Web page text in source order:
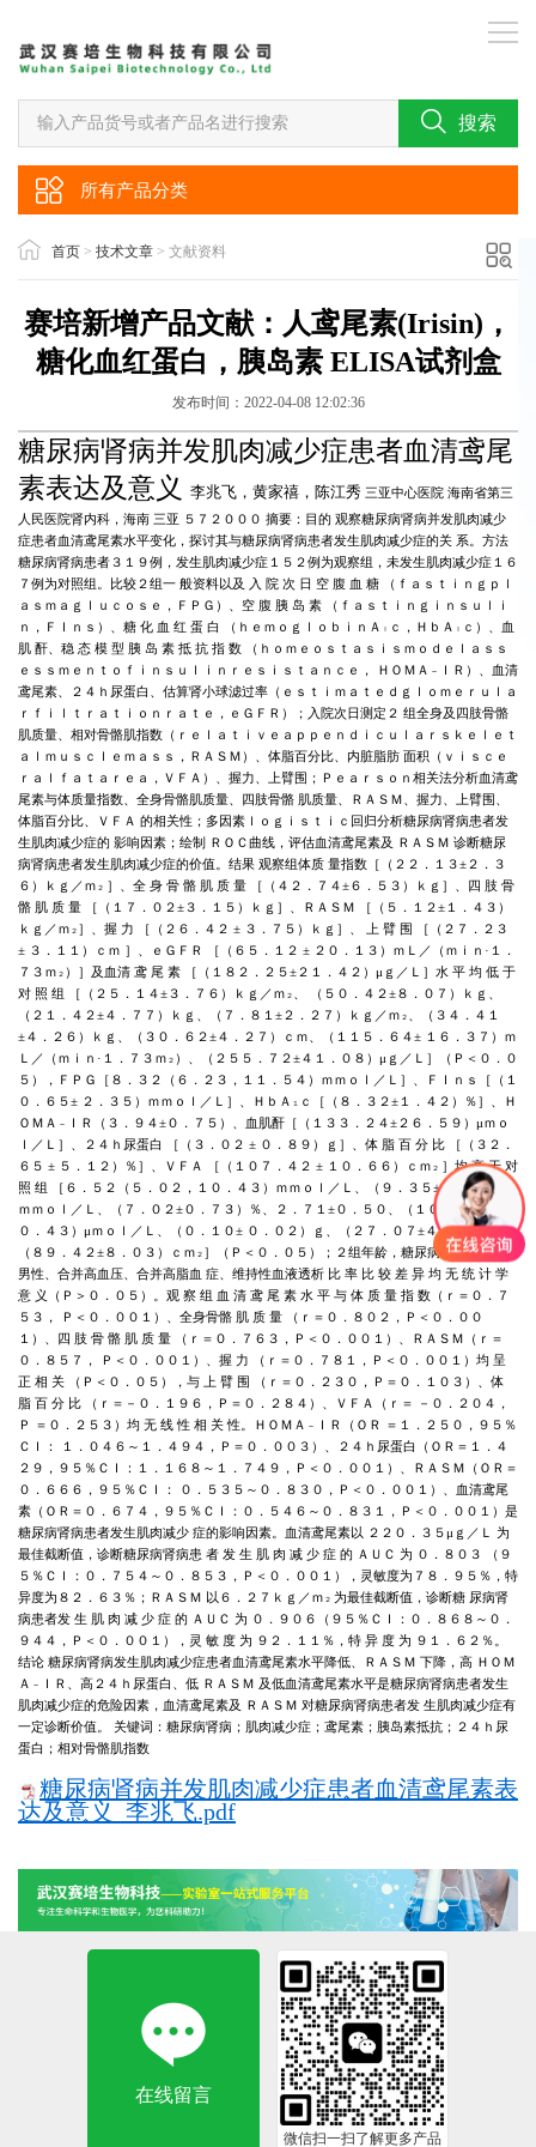
搜索
所有产品分类
首页 > 技术文章 > 文献资料
赛培新增产品文献：人鸢尾素(Irisin)，
糖化血红蛋白，胰岛素 ELISA试剂盒
发布时间： 2022-04-08 12:02:36
糖尿病肾病并发肌肉减少症患者血清鸢尾
素表达及意义
李兆飞 ， 黄家禧 ， 陈江秀 三亚中心医院 海南省第三
人民医院肾内科 ， 海南 三亚 ５７２０００ 摘要 ： 目的 观察糖尿病肾病并发肌肉减少
症患者血清鸢尾素水平变化 ， 探讨其与糖尿病肾病患者发生肌肉减少症的关 系 。 方法
糖尿病肾病患者３１９例 ， 发生肌肉减少症 １５２例为观察组 ， 未发生肌肉减少症 １６
７ 例为对照组 。 比较 ２组一 般资料以及 入 院 次 日 空 腹 血 糖 （ ｆａｓｔｉｎｇｐｌ
ａｓｍａｇｌｕｃｏｓｅ
， ＦＰＧ ）、 空 腹 胰 岛 素 （ ｆａｓｔｉｎｇｉｎｓｕｌｉ
ｎ
， ＦＩｎｓ ）、 糖 化 血 红 蛋 白 （ ｈｅｍｏｇｌｏｂｉｎＡ ｌ ｃ ， ＨｂＡ ｌ ｃ ）、 血
肌 酐
稳 态 模 型 胰 岛 素 抵 抗 指 数 （ ｈｏｍｅｏｓｔａｓｉｓｍｏｄｅｌ
ａｓｓ
ｅｓｓｍｅｎｔｏｆ
ｉｎｓｕｌｉｎｒｅｓｉｓｔａｎｃｅ ， ＨＯＭＡ － ＩＲ ）、 血清
鸢尾素
２４ｈ 尿蛋白 估算肾小球滤过率 （ ｅｓｔｉｍａｔｅｄｇｌｏｍｅｒｕｌａ
ｒ ｆｉｌｔｒａｔｉｏｎｒａｔｅ ， ｅＧＦＲ ）； 入院次日测定 ２ 组全身及四肢骨骼
肌质量
相对骨骼肌指数 （ ｒｅｌａｔｉｖｅａｐｐｅｎｄｉｃｕｌａｒｓｋｅｌｅｔ
ａｌｍｕｓｃｌｅｍａｓｓ
， ＲＡＳＭ）、 体脂百分比 内脏脂肪 面积 （ ｖｉｓｃｅ
ｒａｌ
ｆａｔ ａｒｅａ ， ＶＦＡ ）、 握力 上臂围 ； Ｐｅａｒｓｏｎ 相关法分析血清鸢
尾素与体质量指数
全身骨骼肌质量 四肢骨骼 肌质量 ＲＡＳＭ 握力 上臂围
体脂百分比
ＶＦＡ 的相关性 ； 多因素 ｌｏｇｉｓｔｉｃ 回归分析糖尿病肾病患者发
生肌肉减少症的 影响因素 ； 绘制 ＲＯＣ曲线 ， 评估血清鸢尾素及 ＲＡＳＭ 诊断糖尿
病肾病患者发生肌肉减少症的价值。 结果 观察组体质 量指数 ［（ ２２．１３±２．３
６ ） ｋｇ ／ｍ ２ ］、 全 身 骨 骼 肌 质 量 ［（ ４２．７４±６．５３ ） ｋｇ ］、 四 肢 骨
骼 肌 质 量
［（ １７．０２±３．１５ ） ｋｇ ］、 ＲＡＳＭ ［（ ５．１２±１．４３ ）
ｋｇ ／ｍ ２ ］、 握 力 ［（ ２６．４２ ± ３．７５ ） ｋｇ ］、 上 臂 围 ［（ ２７．２３
± ３．１１ ） ｃｍ ］、 ｅＧＦＲ ［（ ６５．１２ ± ２０．１３ ） ｍＬ ／（ｍｉｎ · １．
７３ｍ ２ ）］ 及血清 鸢 尾 素 ［（ １８２．２５±２１．４２ ） μ ｇ ／ Ｌ ］ 水 平 均 低 于
对 照 组
［（ ２５．１４±３．７６ ） ｋｇ ／ｍ ２ （ ５０．４２±８．０７ ） ｋｇ
（ ２１．４２±４．７７ ） ｋｇ 、（ ７．８１±２．２７ ） ｋｇ ／ｍ ２ 、（ ３４．４１
±４．２６ ） ｋｇ 、（ ３０．６２±４．２７ ） ｃｍ 、（ １１５．６４± １６．３７ ） ｍ
Ｌ
／（ｍｉｎ · １．７３ｍ ２ ）、（ ２５５．７２±４１．０８ ） μ ｇ ／ Ｌ ］（ Ｐ ＜ ０．０
５ ）， ＦＰＧ ［ ８．３２ （ ６．２３ ， １１．５４ ） ｍｍｏｌ ／ Ｌ ］、 ＦＩｎｓ ［（ １
０．６５± ２．３５ ） ｍｍｏｌ ／ Ｌ ］、 ＨｂＡ １ ｃ ［（ ８．３２±１．４２ ） ％］、
Ｈ
ＯＭＡ － ＩＲ （ ３．９４±０．７５ ）、 血肌酐 ［（ １３３．２４±２６．５９ ） μｍｏ
ｌ
／ Ｌ ］、 ２４ｈ 尿蛋白 ［（ ３．０２ ± ０．８９ ） ｇ ］、 体 脂 百 分 比 ［（ ３２．
６５ ± ５．１２ ） ％］、 ＶＦＡ ［（ １０７．４２ ± １０．６６ ） ｃｍ ２ ］ 均 高 于 对
照 组
［ ６．５２ （ ５．０２ ， １０．４３ ） ｍｍｏｌ ／ Ｌ 、（ ９．３５±２．１９）
ｍｍｏｌ
／ Ｌ 、（ ７．０２±０．７３ ） ％ ２．７１±０．５０ 、（ １０９．２６±２
０．４３ ） μｍｏｌ ／ Ｌ 、（ ０．１０± ０．０２ ） ｇ 、（ ２７．０７±４．１２）％、
（ ８９．４２±８．０３ ） ｃｍ ２ ］（ Ｐ ＜ ０．０５ ）； ２组年龄 ， 糖尿病肾病分期，
男性
合并高血压 合并高脂血 症
维持性血液透析 比 率 比 较 差 异 均 无 统 计 学
意 义
（ Ｐ ＞ ０．０５ ）。 观 察 组 血 清 鸢 尾 素 水 平 与 体 质 量 指 数 （ ｒ ＝０．７
５３ ， Ｐ ＜ ０．００１ ）、 全身骨骼 肌 质 量 （ ｒ ＝０．８０２ ， Ｐ ＜ ０．００
１ ）、 四 肢 骨 骼 肌 质 量 （ ｒ ＝０．７６３ ， Ｐ ＜ ０．００１ ）、 ＲＡＳＭ （ ｒ ＝
０．８５７
， Ｐ ＜ ０．００１ ）、 握 力 （ ｒ ＝０．７８１ ， Ｐ ＜ ０．００１ ） 均 呈
正 相 关
（ Ｐ ＜ ０．０５ ）， 与 上 臂 围 （ ｒ ＝０．２３０ ， Ｐ ＝０．１０３ ）、 体
脂 百 分 比
（ ｒ ＝－０．１９６ ， Ｐ ＝０．２８４ ）、 ＶＦＡ （ ｒ ＝ －０．２０４ ，
Ｐ
＝０．２５３ ） 均 无 线 性 相 关 性 。 ＨＯＭＡ － ＩＲ （ ＯＲ ＝１．２５０ ， ９５％
ＣＩ
： １．０４６ ～ １．４９４ ， Ｐ ＝０．００３ ）、 ２４ｈ 尿蛋白 （ ＯＲ ＝１．４
２９ ， ９５％ ＣＩ ： １．１６８ ～ １．７４９ ， Ｐ ＜ ０．００１ ）、 ＲＡＳＭ （ ＯＲ ＝
０．６６６ ， ９５％ ＣＩ ： ０．５３５ ～ ０．８３０ ， Ｐ ＜ ０．００１ ）、 血清鸢尾
素 （ ＯＲ ＝０．６７４ ， ９５％ ＣＩ ： ０．５４６ ～ ０．８３１ ， Ｐ ＜ ０．００１ ） 是
糖尿病肾病患者发生肌肉减少 症的影响因素。 血清鸢尾素以 ２２０．３５μ ｇ ／ Ｌ 为
最佳截断值 ， 诊断糖尿病肾病患 者 发 生 肌 肉 减 少 症 的 ＡＵＣ 为 ０．８０３ （ ９
５％ ＣＩ ： ０．７５４ ～ ０．８５３ ， Ｐ ＜ ０．００１ ）， 灵敏度为 ７８．９５％ ， 特
异度为 ８２．６３％ ； ＲＡＳＭ 以 ６．２７ｋｇ ／ｍ ２ 为最佳截断值 ， 诊断糖 尿病肾
病患者发 生 肌 肉 减 少 症 的 ＡＵＣ 为 ０．９０６ （ ９５％ ＣＩ ： ０．８６８ ～ ０．
９４４ ， Ｐ ＜ ０．００１ ）， 灵 敏 度 为 ９２．１１％ ， 特 异 度 为 ９１．６２％ 。
结论 糖尿病肾病发生肌肉减少症患者血清鸢尾素水平降低 ＲＡＳＭ 下降 ， 高 ＨＯＭ
Ａ － ＩＲ 高 ２４ｈ 尿蛋白 低 ＲＡＳＭ 及低血清鸢尾素水平是糖尿病肾病患者发生
肌肉减少症的危险因素 ， 血清鸢尾素及 ＲＡＳＭ 对糖尿病肾病患者发 生肌肉减少症有
一定诊断价值。 关键词 ： 糖尿病肾病 ； 肌肉减少症 ； 鸢尾素 ； 胰岛素抵抗 ； ２４ｈ 尿
蛋白 ； 相对骨骼肌指数
糖尿病肾病并发肌肉减少症患者血清鸢尾素表
达及意义_李兆飞.pdf
在线留言
微信扫一扫了解更多产品